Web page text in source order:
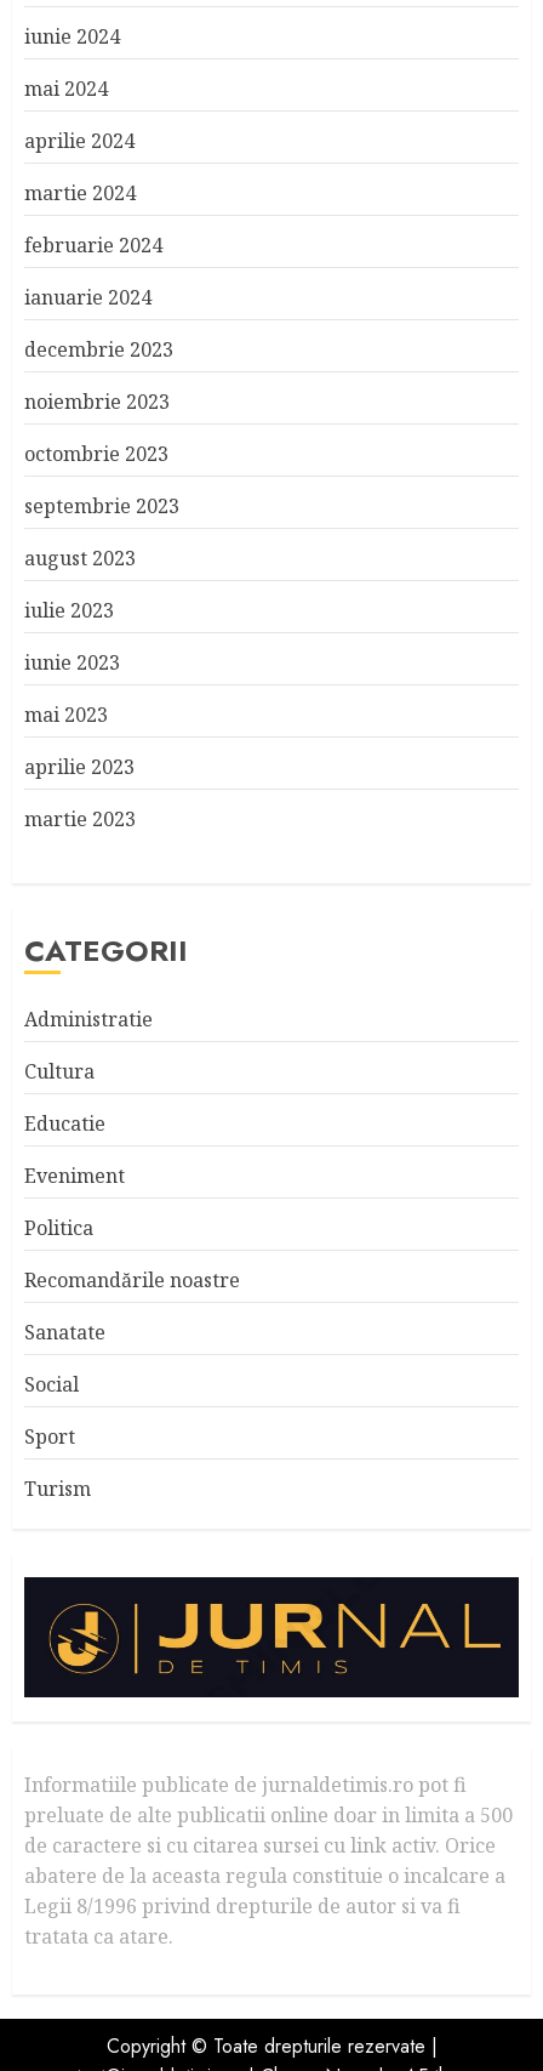
iunie 2024
mai 2024
aprilie 2024
martie 2024
februarie 2024
ianuarie 2024
decembrie 2023
noiembrie 2023
octombrie 2023
septembrie 2023
august 2023
iulie 2023
iunie 2023
mai 2023
aprilie 2023
martie 2023
CATEGORII
Administratie
Cultura
Educatie
Eveniment
Politica
Recomandările noastre
Sanatate
Social
Sport
Turism
Informatiile publicate de jurnaldetimis.ro pot fi
preluate de alte publicatii online doar in limita a 500
de caractere si cu citarea sursei cu link activ. Orice
abatere de la aceasta regula constituie o incalcare a
Legii 8/1996 privind drepturile de autor si va fi
tratata ca atare.
Copyright © Toate drepturile rezervate |